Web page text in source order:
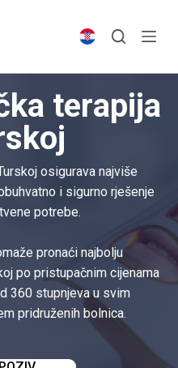
terapija
osigurava najviše
i sigurno rješenje
potrebe.
pronaći najbolju
po pristupačnim cijenama
360 stupnjeva u svim
pridruženih bolnica.